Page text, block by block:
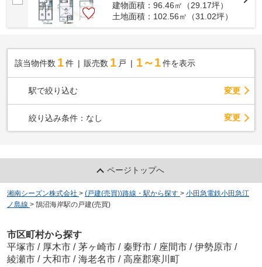
建物面積：96.46㎡（29.17坪）
土地面積：102.56㎡（31.02坪）
該当物件数 1件 販売数 1 戸 1～1 件を表示
駅で絞り込む 変更
絞り込み条件： なし 変更
ページトップへ
湘南シーズン株式会社 > (戸建(売買))路線・駅から探す > 小田急電鉄小田急江
ノ島線 > 鵠沼海岸駅の戸建(売買)
市区町村から探す
平塚市 / 厚木市 / 茅ヶ崎市 / 秦野市 / 座間市 / 伊勢原市 /
綾瀬市 / 大和市 / 海老名市 / 高座郡寒川町